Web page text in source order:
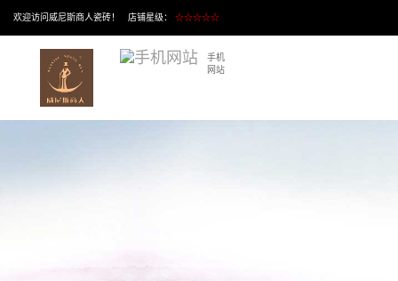
欢迎访问威尼斯商人瓷砖！ 店铺星级： ☆☆☆☆☆
手机
网站